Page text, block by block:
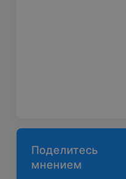
Поделитесь
мнением